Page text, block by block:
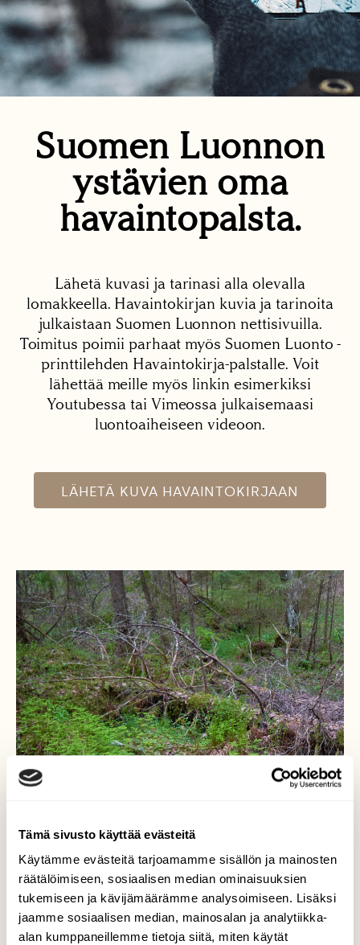
Tämä sivusto käyttää evästeitä
Käytämme evästeitä tarjoamamme sisällön ja mainosten
räätälöimiseen, sosiaalisen median ominaisuuksien
tukemiseen ja kävijämäärämme analysoimiseen. Lisäksi
jaamme sosiaalisen median, mainosalan ja analytiikka-
alan kumppaneillemme tietoja siitä, miten käytät
Suomen Luonnon
ystävien oma
havaintopalsta.
Lähetä kuvasi ja tarinasi alla olevalla
lomakkeella. Havaintokirjan kuvia ja tarinoita
julkaistaan Suomen Luonnon nettisivuilla.
Toimitus poimii parhaat myös Suomen Luonto -
printtilehden Havaintokirja-palstalle. Voit
lähettää meille myös linkin esimerkiksi
Youtubessa tai Vimeossa julkaisemaasi
luontoaiheiseen videoon.
LÄHETÄ KUVA HAVAINTOKIRJAAN